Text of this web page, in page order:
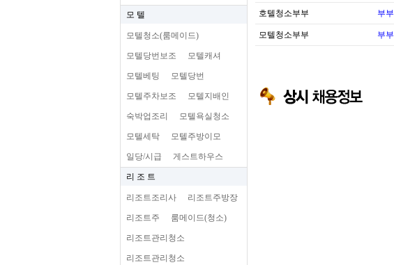
모 텔
모텔청소(룸메이드)
모텔당번보조 모텔캐셔
모텔베팅 모텔당번
모텔주차보조 모텔지배인
숙박업조리 모텔욕실청소
모텔세탁 모텔주방이모
일당/시급 게스트하우스
리 조 트
리조트조리사 리조트주방장
리조트주 룸메이드(청소)
리조트관리청소
리조트관리청소
호텔청소부부 부부
모텔청소부부 부부